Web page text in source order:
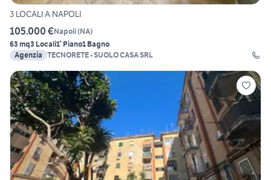
3 LOCALI A NAPOLI
105.000 €Napoli(NA)
63 mq3 Locali1° Piano1 Bagno
Agenzia TECNORETE - SUOLO CASA SRL